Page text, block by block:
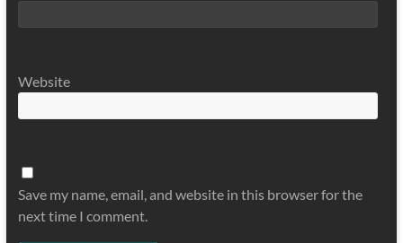
Website
Save my name, email, and website in this browser for the
next time I comment.